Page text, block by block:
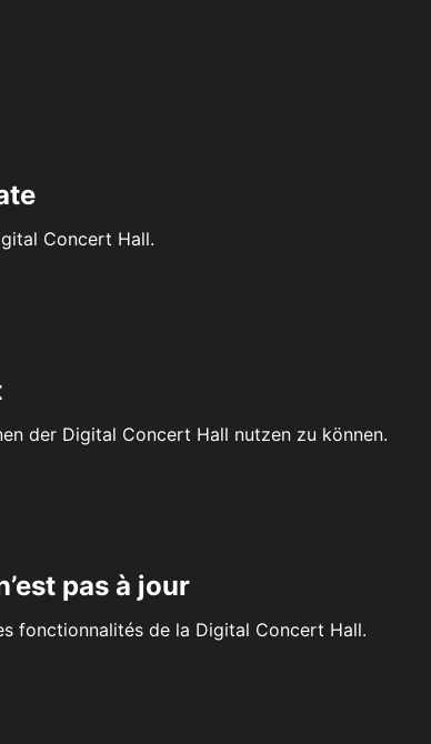
Concert Hall.
der Digital Concert Hall nutzen zu können.
pas à jour
fonctionnalités de la Digital Concert Hall.